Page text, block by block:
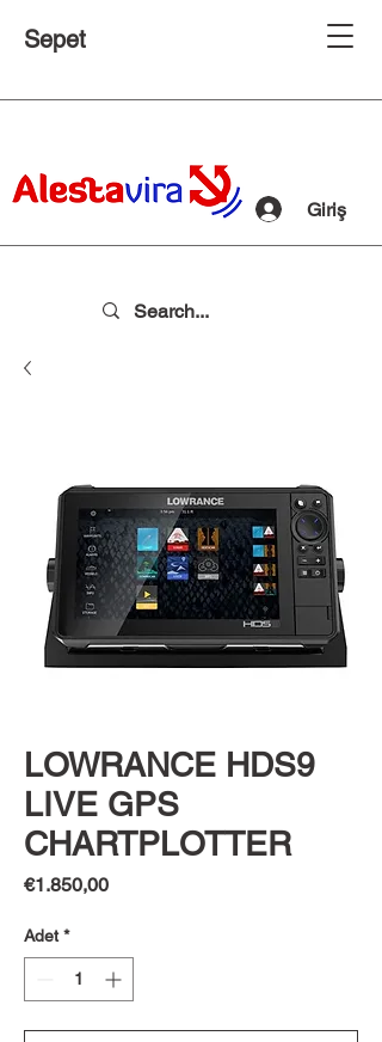
Sepet
Giriş
LOWRANCE HDS9
LIVE GPS
CHARTPLOTTER
€1.850,00Fiyat
Adet *